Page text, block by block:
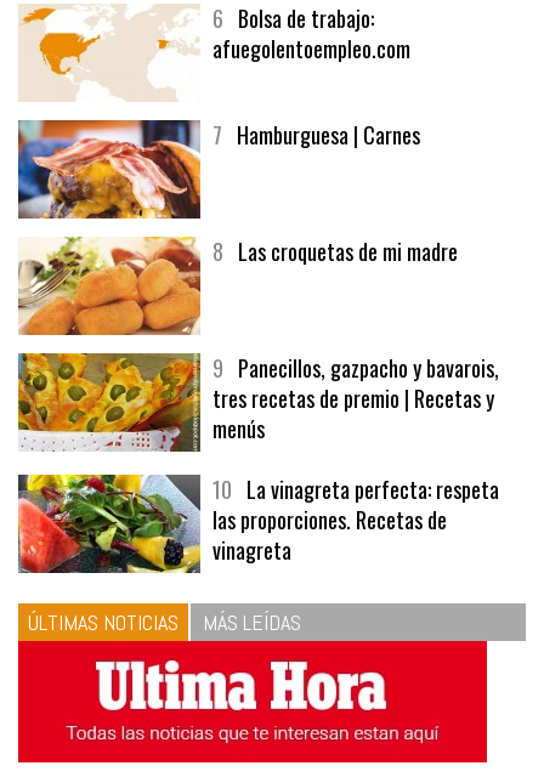
6 Bolsa de trabajo:
afuegolentoempleo.com
7 Hamburguesa | Carnes
8 Las croquetas de mi madre
9 Panecillos, gazpacho y bavarois,
tres recetas de premio | Recetas y
menús
10 La vinagreta perfecta: respeta
las proporciones. Recetas de
vinagreta
ÚLTIMAS NOTICIAS MÁS LEÍDAS